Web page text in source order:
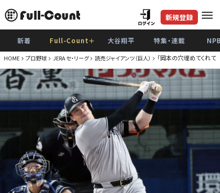
新規登録
新着 Full-Count＋ 大谷翔平 特集・連載
HOME プロ野球 JERA セ・リーグ 読売ジャイアンツ（巨人） 「岡本の穴埋めてくれ